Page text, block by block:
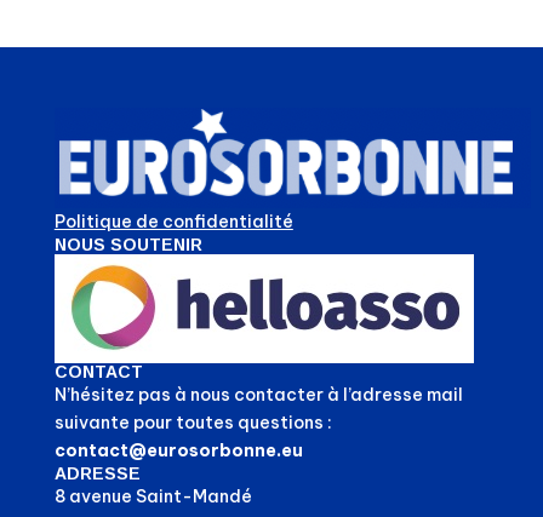
Politique de confidentialité
NOUS SOUTENIR
CONTACT
N’hésitez pas à nous contacter à l’adresse mail
suivante pour toutes questions :
contact@eurosorbonne.eu
ADRESSE
8 avenue Saint-Mandé